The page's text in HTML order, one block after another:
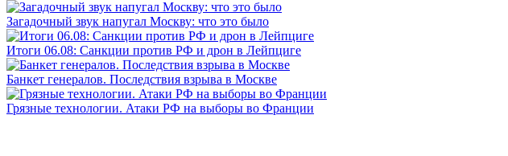
Загадочный звук напугал Москву: что это было
Итоги 06.08: Санкции против РФ и дрон в Лейпциге
Банкет генералов. Последствия взрыва в Москве
Грязные технологии. Атаки РФ на выборы во Франции